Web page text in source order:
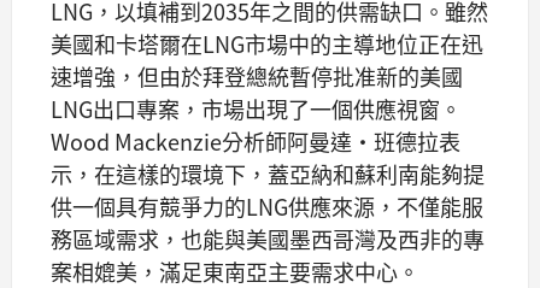
LNG，以填補到2035年之間的供需缺口。雖然
美國和卡塔爾在LNG市場中的主導地位正在迅
速增強，但由於拜登總統暫停批准新的美國
LNG出口專案，市場出現了一個供應視窗。
Wood Mackenzie分析師阿曼達·班德拉表
示，在這樣的環境下，蓋亞納和蘇利南能夠提
供一個具有競爭力的LNG供應來源，不僅能服
務區域需求，也能與美國墨西哥灣及西非的專
案相媲美，滿足東南亞主要需求中心。